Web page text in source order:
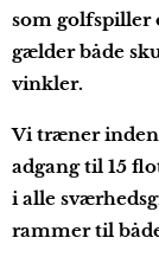
som golfspiller
gælder både
vinkler.
Vi træner
adgang til 15
i alle
rammer til